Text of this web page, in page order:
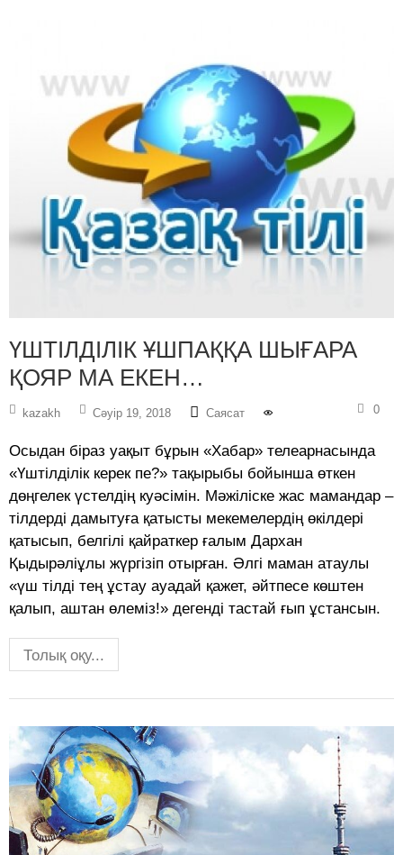
ҮШТІЛДІЛІК ҰШПАҚҚА ШЫҒАРА
ҚОЯР МА ЕКЕН…
kazakh Сәуір 19, 2018 Саясат 0
Осыдан біраз уақыт бұрын «Хабар» телеарнасында
«Үштілділік керек пе?» тақырыбы бойынша өткен
дөңгелек үстелдің куәсімін. Мәжіліске жас мамандар –
тілдерді дамытуға қатысты мекемелердің өкілдері
қатысып, белгілі қайраткер ғалым Дархан
Қыдырәліұлы жүргізіп отырған. Әлгі маман атаулы
«үш тілді тең ұстау ауадай қажет, әйтпесе көштен
қалып, аштан өлеміз!» дегенді тастай ғып ұстансын.
Толық оқу...